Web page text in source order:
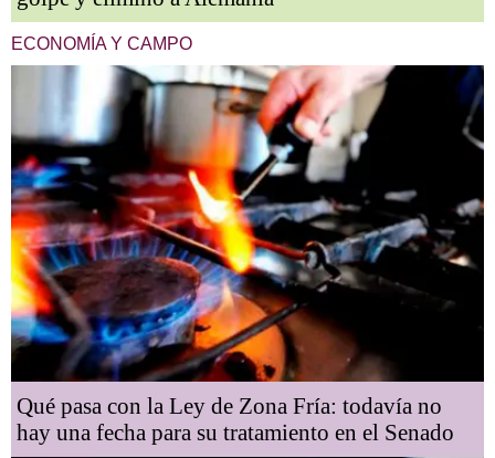
ECONOMÍA Y CAMPO
Qué pasa con la Ley de Zona Fría: todavía no
hay una fecha para su tratamiento en el Senado